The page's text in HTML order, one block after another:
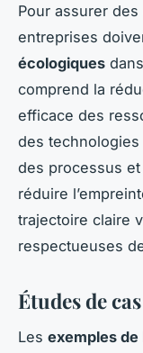
Pour assurer
entreprises
écologiques
comprend la
efficace des
des technologies
des processus et
réduire
trajectoire claire
respectueuses
Études de
Les exemples de